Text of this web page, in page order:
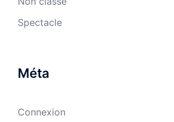
Spectacle
Méta
Connexion